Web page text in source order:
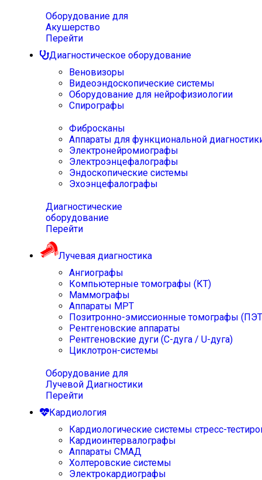
Оборудование для
Акушерство
Перейти
Диагностическое оборудование
Веновизоры
Видеоэндоскопические системы
Оборудование для нейрофизиологии
Спирографы
Фибросканы
Аппараты для функциональной
Электронейромиографы
Электроэнцефалографы
Эндоскопические системы
Эхоэнцефалографы
Диагностические
оборудование
Перейти
Лучевая диагностика
Ангиографы
Компьютерные томографы (КТ)
Маммографы
Аппараты МРТ
Позитронно-эмиссионные томографы
Рентгеновские аппараты
Рентгеновские дуги (С-дуга / U-дуга)
Циклотрон-системы
Оборудование для
Лучевой Диагностики
Перейти
Кардиология
Кардиологические системы стресс-
Кардиоинтервалографы
Аппараты СМАД
Холтеровские системы
Электрокардиографы